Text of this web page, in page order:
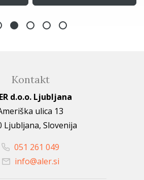
Kontakt
d.o.o. Ljubljana
ulica 13
Ljubljana, Slovenija
051 261 049
info@aler.si